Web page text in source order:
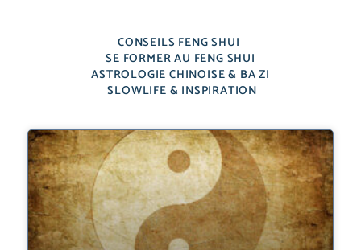
CONSEILS FENG SHUI
SE FORMER AU FENG SHUI
ASTROLOGIE CHINOISE & BA ZI
SLOWLIFE & INSPIRATION